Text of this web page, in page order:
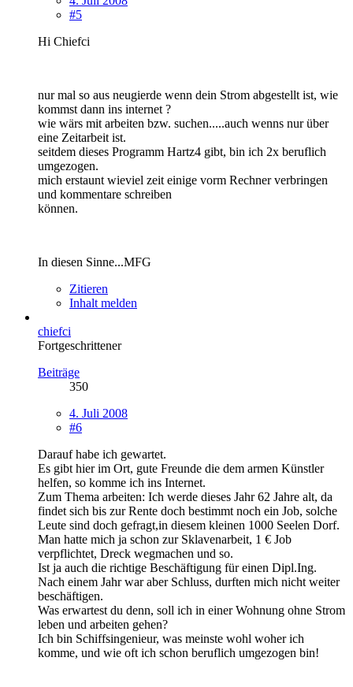
#5
Hi Chiefci
nur mal so aus neugierde wenn dein Strom abgestellt ist, wie
kommst dann ins internet ?
wie wärs mit arbeiten bzw. suchen.....auch wenns nur über
eine Zeitarbeit ist.
seitdem dieses Programm Hartz4 gibt, bin ich 2x beruflich
umgezogen.
mich erstaunt wieviel zeit einige vorm Rechner verbringen
und kommentare schreiben
können.
In diesen Sinne...MFG
Zitieren
Inhalt melden
chiefci
Fortgeschrittener
Beiträge
350
4. Juli 2008
#6
Darauf habe ich gewartet.
Es gibt hier im Ort, gute Freunde die dem armen Künstler
helfen, so komme ich ins Internet.
Zum Thema arbeiten: Ich werde dieses Jahr 62 Jahre alt, da
findet sich bis zur Rente doch bestimmt noch ein Job, solche
Leute sind doch gefragt,in diesem kleinen 1000 Seelen Dorf.
Man hatte mich ja schon zur Sklavenarbeit, 1 € Job
verpflichtet, Dreck wegmachen und so.
Ist ja auch die richtige Beschäftigung für einen Dipl.Ing.
Nach einem Jahr war aber Schluss, durften mich nicht weiter
beschäftigen.
Was erwartest du denn, soll ich in einer Wohnung ohne Strom
leben und arbeiten gehen?
Ich bin Schiffsingenieur, was meinste wohl woher ich
komme, und wie oft ich schon beruflich umgezogen bin!